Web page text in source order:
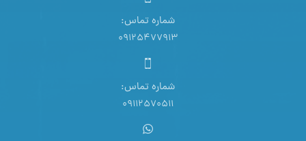
شماره تماس:
09125477913
شماره تماس:
09112570511